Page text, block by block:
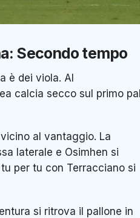
Secondo tempo
è dei viola. Al
calcia secco sul primo
al vantaggio. La
laterale e Osimhen si
per tu con Terracciano si
si ritrova il pallone in